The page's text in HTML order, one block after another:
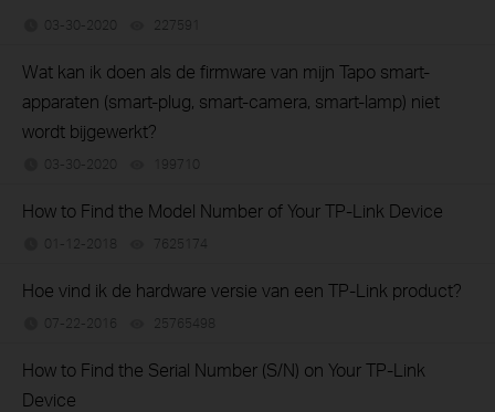
03-30-2020 227591
Wat kan ik doen als de firmware van mijn Tapo smart-
apparaten (smart-plug, smart-camera, smart-lamp) niet
wordt bijgewerkt?
03-30-2020 199710
How to Find the Model Number of Your TP-Link Device
01-12-2018 7625174
Hoe vind ik de hardware versie van een TP-Link product?
07-22-2016 25765498
How to Find the Serial Number (S/N) on Your TP-Link
Device